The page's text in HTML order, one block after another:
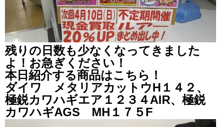
残りの日数も少なくなってきました
よ！お急ぎください！
本日紹介する商品はこちら！
ダイワ メタリアカットウH１４２、
極鋭カワハギエア１２３４AIR、極鋭
カワハギAGS MH１７５F